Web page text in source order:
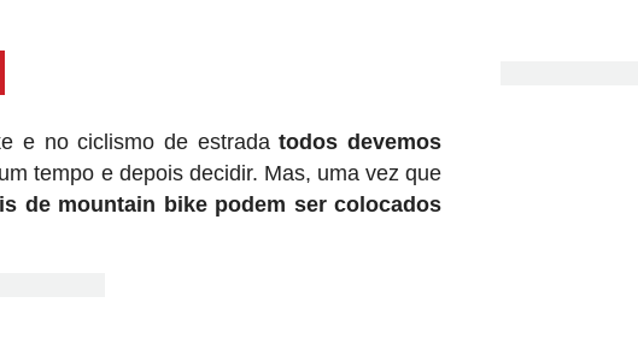
e no ciclismo de estradatodos devemos
tempo e depois decidir. Mas, uma vez que
de mountain bike podem ser colocados